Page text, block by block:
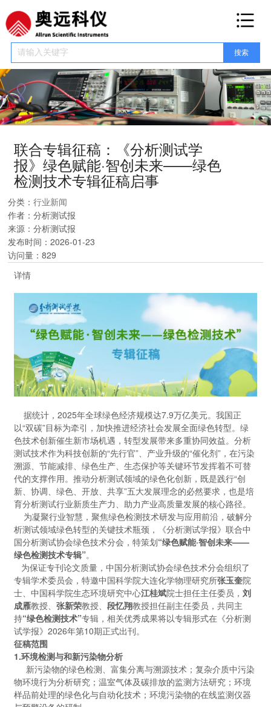
网站首页
关于我们
产品展示
高压直流电源高压脉冲电源高压射频电源其他高压电源塔式高压电源机架
新闻资讯
公司新闻 行业新闻
电源百科
电源手册
服务保障
联系我们
联合专辑征稿：《分析测试学
报》绿色赋能·智创未来——绿色
检测技术专辑征稿启事
分类：行业新闻
作者：分析测试报
来源：分析测试报
发布时间：2026-01-23
访问量：829
详情
据统计，2025年全球绿色经济规模达7.9万亿美元。我国正
以“双碳”目标为牵引，加快推进经济社会发展全面绿色转型。绿
色技术创新催生新市场机遇，转型发展带来多重协同效益。分析
测试技术作为科技创新的“先行官”、产业升级的“催化剂”，在污染
溯源、节能减排、绿色生产、生态保护等关键环节发挥着不可替
代的支撑作用。推动分析测试领域的绿色化创新，既是践行“创
新、协调、绿色、开放、共享”五大发展理念的必然要求，也是培
育分析测试行业新质生产力、助力产业高质量发展的核心路径。
为凝聚行业智慧，聚焦绿色检测技术研发与应用前沿，破解分
析测试领域绿色转型的关键技术瓶颈，《分析测试学报》联合中
国分析测试协会绿色技术分会，特策划“绿色赋能·智创未来——
绿色检测技术专辑”。
为保证专刊论文质量，中国分析测试协会绿色技术分会组织了
专辑学术委员会，特邀中国科学院大连化学物理研究所张玉奎院
士、中国科学院生态环境研究中心江桂斌院士担任主任委员，刘
成雁教授、张新荣教授、段忆翔教授担任副主任委员，共同主
持“绿色检测技术”专辑，相关优秀成果将以专辑形式在《分析测
试学报》2026年第10期正式出刊。
征稿范围
1.环境检测与和新污染物分析
新污染物的绿色检测、富集分离与溯源技术；复杂介质中污染
物环境行为分析研究；温室气体及碳排放的监测方法研究；环境
样品前处理的绿色化与自动化技术；环境污染物的在线监测仪器